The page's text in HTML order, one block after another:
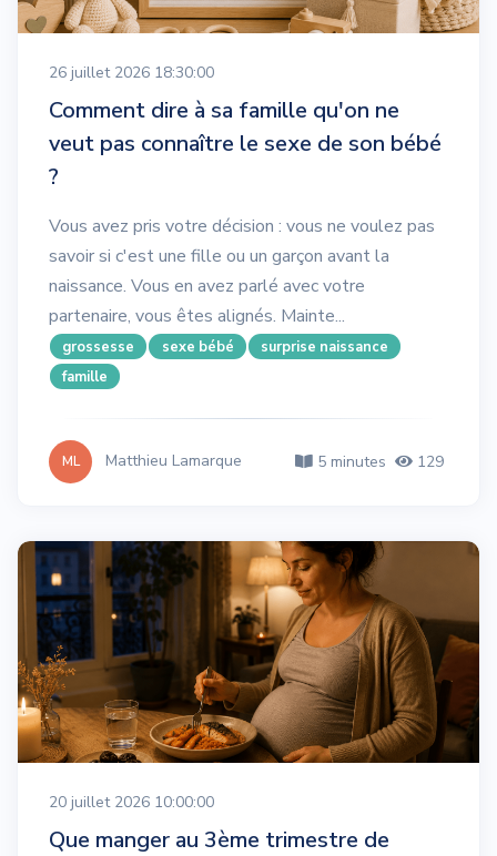
26 juillet 2026 18:30:00
Comment dire à sa famille qu'on ne
veut pas connaître le sexe de son bébé
?
Vous avez pris votre décision : vous ne voulez pas
savoir si c'est une fille ou un garçon avant la
naissance. Vous en avez parlé avec votre
partenaire, vous êtes alignés. Mainte...
grossesse sexe bébé
surprise naissance
famille
ML Matthieu Lamarque 5 minutes 129
20 juillet 2026 10:00:00
Que manger au 3ème trimestre de